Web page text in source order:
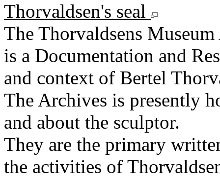
Thorvaldsen's seal
The Thorvaldsens
is a Documentation and
and context of Bertel
The Archives is presently
and about the sculptor.
They are the primary
the activities of